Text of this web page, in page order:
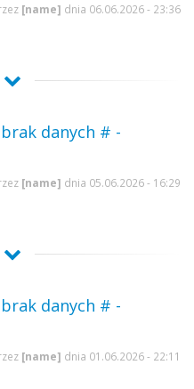
[name] dnia 06.06.2026 - 23:36
danych # -
[name] dnia 05.06.2026 - 16:29
danych # -
[name] dnia 01.06.2026 - 22:11